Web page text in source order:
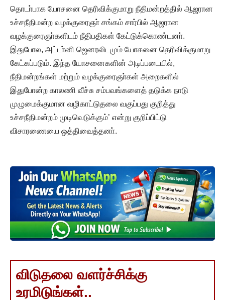
தொடா்பாக யோசனை தெரிவிக்குமாறு நீதிமன்றத்தில் ஆஜரான
உச்சநீதிமன்ற வழக்குரைஞா் சங்கம் சார்பில் ஆஜரான
வழக்குரைஞா்களிடம் நீதிபதிகள் கேட்டுக்கொண்டனா்.
இதுபோல, அட்டா்னி ஜெனரலிடமும் யோசனை தெரிவிக்குமாறு
கேட்கப்படும். இந்த யோசனைகளின் அடிப்படையில்,
நீதிமன்றங்கள் மற்றும் வழக்குரைஞா்கள் அறைகளில்
இதுபோன்ற காலணி வீச்சு சம்பவங்களைத் தடுக்க நாடு
முழுமைக்குமான வழிகாட்டுதலை வகுப்பது குறித்து
உச்சநீதிமன்றம் முடிவெடுக்கும்’ என்று குறிப்பிட்டு
விசாரணையை ஒத்திவைத்தனா்.
விடுதலை வளர்ச்சிக்கு
உரமிடுங்கள்..